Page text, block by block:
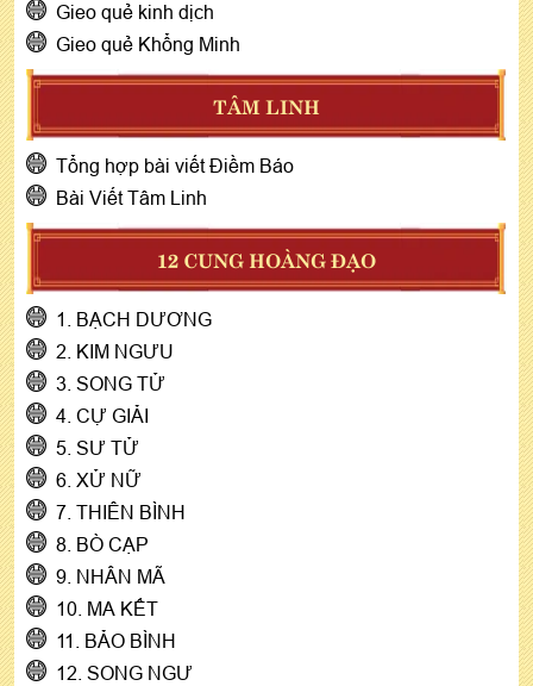
Gieo quẻ kinh dịch
Gieo quẻ Khổng Minh
TÂM LINH
Tổng hợp bài viết Điềm Báo
Bài Viết Tâm Linh
12 CUNG HOÀNG ĐẠO
1. BẠCH DƯƠNG
2. KIM NGƯU
3. SONG TỬ
4. CỰ GIẢI
5. SƯ TỬ
6. XỬ NỮ
7. THIÊN BÌNH
8. BÒ CẠP
9. NHÂN MÃ
10. MA KẾT
11. BẢO BÌNH
12. SONG NGƯ